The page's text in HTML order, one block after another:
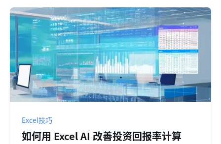
Excel技巧
如何用 Excel AI 改善投资回报率计算